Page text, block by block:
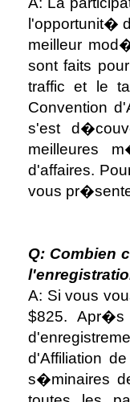
l'opportunit�
meilleur
sont faits
traffic et le
Convention
s'est
meilleures
d'affaires.
vous
Q: Combien
A: Si vous
$825.
d'Affiliation
s�minaires